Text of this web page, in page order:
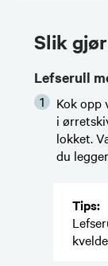
Slik
Lefserull
Kok opp
i
lokket.
du
Tips: